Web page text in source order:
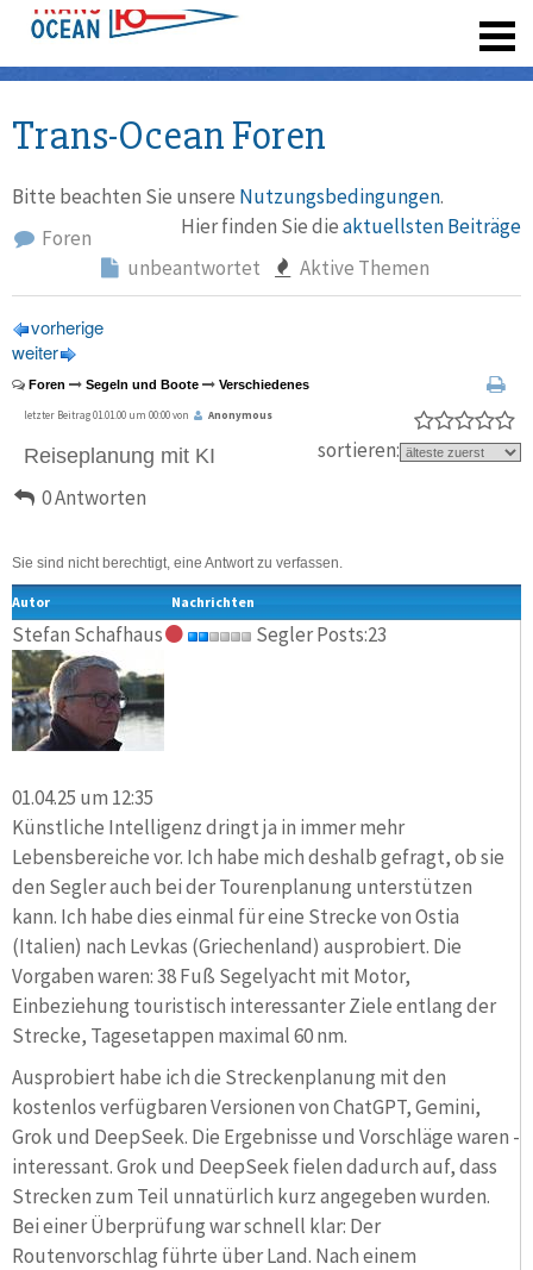
Trans-Ocean Foren
Bitte beachten Sie unsere Nutzungsbedingungen.
Hier finden Sie dieaktuellsten Beiträge
Foren
unbeantwortet
Aktive Themen
vorherige
weiter
Foren Segeln und Boote Verschiedenes
letzter Beitrag 01.01.00 um 00:00 von Anonymous
Reiseplanung mit KI
0 Antworten
sortieren:
Sie sind nicht berechtigt, eine Antwort zu verfassen.
Autor Nachrichten
Stefan Schafhaus Segler Posts:23
01.04.25 um 12:35
Künstliche Intelligenz dringt ja in immer mehr
Lebensbereiche vor. Ich habe mich deshalb gefragt, ob sie
den Segler auch bei der Tourenplanung unterstützen
kann. Ich habe dies einmal für eine Strecke von Ostia
(Italien) nach Levkas (Griechenland) ausprobiert. Die
Vorgaben waren: 38 Fuß Segelyacht mit Motor,
Einbeziehung touristisch interessanter Ziele entlang der
Strecke, Tagesetappen maximal 60 nm.
Ausprobiert habe ich die Streckenplanung mit den
kostenlos verfügbaren Versionen von ChatGPT, Gemini,
Grok und DeepSeek. Die Ergebnisse und Vorschläge waren -
interessant. Grok und DeepSeek fielen dadurch auf, dass
Strecken zum Teil unnatürlich kurz angegeben wurden.
Bei einer Überprüfung war schnell klar: Der
Routenvorschlag führte über Land. Nach einem